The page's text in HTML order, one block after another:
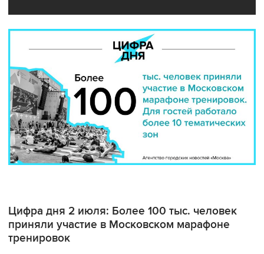
Цифра дня 2 июля: Более 100 тыс. человек
приняли участие в Московском марафоне
тренировок